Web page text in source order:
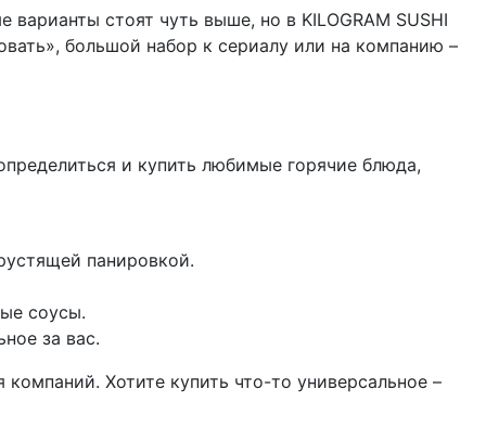
стоят чуть выше, но в KILOGRAM SUSHI
большой набор к сериалу или на компанию –
и купить любимые горячие блюда,
панировкой.
соусы.
за вас.
Хотите купить что-то универсальное –